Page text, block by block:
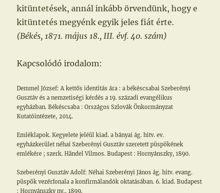
kitüntetések, annál inkább örvendünk, hogy e
kitüntetés megyénk egyik jeles fiát érte.
(Békés, 1871. május 18., III. évf. 40. szám)
Kapcsolódó irodalom:
Demmel József: A kettős identitás ára : a békéscsabai Szeberényi
Gusztáv és a nemzetiségi kérdés a 19. századi evangélikus
egyházban. Békéscsaba : Országos Szlovák Önkormányzat
Kutatóintézete, 2014.
Emléklapok. Kegyelete jeléül kiad. a bányai ág. hitv. ev.
egyházkerület néhai Szeberényi Gusztáv szeretett püspökének
emlékére ; szerk. Händel Vilmos. Budapest : Hornyánszky, 1890.
Szeberényi Gusztáv Adolf: Néhai Szeberényi János ág. hitv. evang.
püspök vezérfonala a konfirmálandók oktatásában. 6. kiad. Budapest
: Hornyánszky ny., 1899.